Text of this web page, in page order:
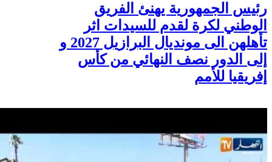
رئيس الجمهورية يهنئ الفريق
الوطني لكرة لقدم للسيدات اثر
تأهلهن الى مونديال البرازيل 2027 و
إلى الدور نصف النهائي من كأس
إفريقيا للأمم